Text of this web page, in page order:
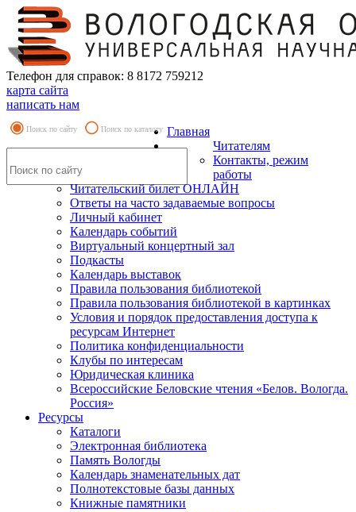
Телефон для справок: 8 8172 759212
карта сайта
написать нам
Поиск по сайту Поиск по каталогу Главная
Читателям
Контакты, режим
работы
Читательский билет ОНЛАЙН
Ответы на часто задаваемые вопросы
Личный кабинет
Календарь событий
Виртуальный концертный зал
Подкасты
Календарь выставок
Правила пользования библиотекой
Правила пользования библиотекой в картинках
Условия и порядок предоставления доступа к
ресурсам Интернет
Политика конфиденциальности
Клубы по интересам
Юридическая клиника
Всероссийские Беловские чтения «Белов. Вологда.
Россия»
Ресурсы
Каталоги
Электронная библиотека
Память Вологды
Календарь знаменательных дат
Полнотекстовые базы данных
Книжные памятники